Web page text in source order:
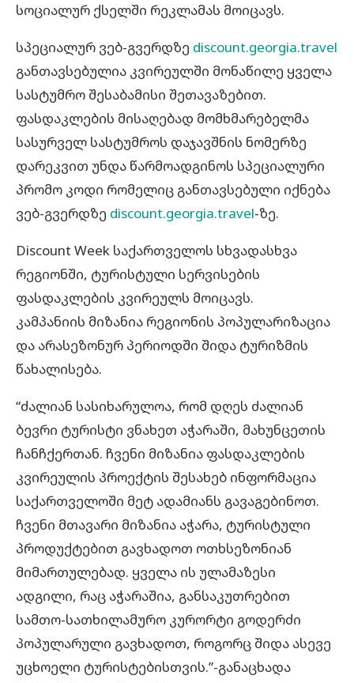
სოციალურ ქსელში რეკლამას მოიცავს.
სპეციალურ ვებ-გვერდზე discount.georgia.travel
განთავსებულია კვირეულში მონაწილე ყველა
სასტუმრო შესაბამისი შეთავაზებით.
ფასდაკლების მისაღებად მომხმარებელმა
სასურველ სასტუმროს დაჯავშნის ნომერზე
დარეკვით უნდა წარმოადგინოს სპეციალური
პრომო კოდი რომელიც განთავსებული იქნება
ვებ-გვერდზე discount.georgia.travel-ზე.
Discount Week საქართველოს სხვადასხვა
რეგიონში, ტურისტული სერვისების
ფასდაკლების კვირეულს მოიცავს.
კამპანიის მიზანია რეგიონის პოპულარიზაცია
და არასეზონურ პერიოდში შიდა ტურიზმის
წახალისება.
“ძალიან სასიხარულოა, რომ დღეს ძალიან
ბევრი ტურისტი ვნახეთ აჭარაში, მახუნცეთის
ჩანჩქერთან. ჩვენი მიზანია ფასდაკლების
კვირეულის პროექტის შესახებ ინფორმაცია
საქართველოში მეტ ადამიანს გავაგებინოთ.
ჩვენი მთავარი მიზანია აჭარა, ტურისტული
პროდუქტებით გავხადოთ ოთხსეზონიან
მიმართულებად. ყველა ის ულამაზესი
ადგილი, რაც აჭარაშია, განსაკუთრებით
სამთო-სათხილამურო კურორტი გოდერძი
პოპულარული გავხადოთ, როგორც შიდა ასევე
უცხოელი ტურისტებისთვის.”-განაცხადა